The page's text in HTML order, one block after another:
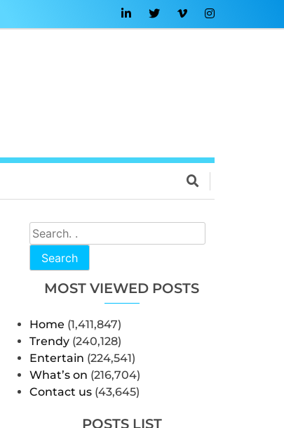
Search
MOST VIEWED POSTS
Home (1,411,847)
Trendy (240,128)
Entertain (224,541)
What’s on (216,704)
Contact us (43,645)
POSTS LIST